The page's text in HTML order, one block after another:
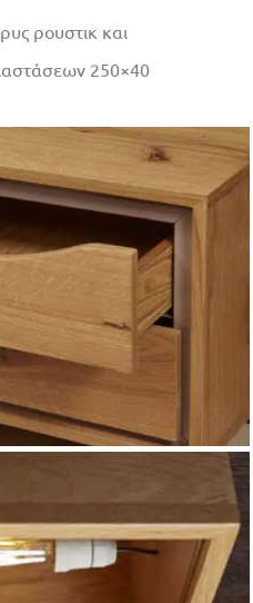
ρουστικ και
250×40